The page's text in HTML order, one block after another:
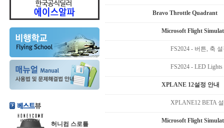
허니컴 스로틀
Bravo Throttle Quadrant
Microsoft Flight
FS2024 - 버튼, 축
FS2024 - LED
XPLANE 12설정 안내
XPLANE12 BETA
Microsoft Flight